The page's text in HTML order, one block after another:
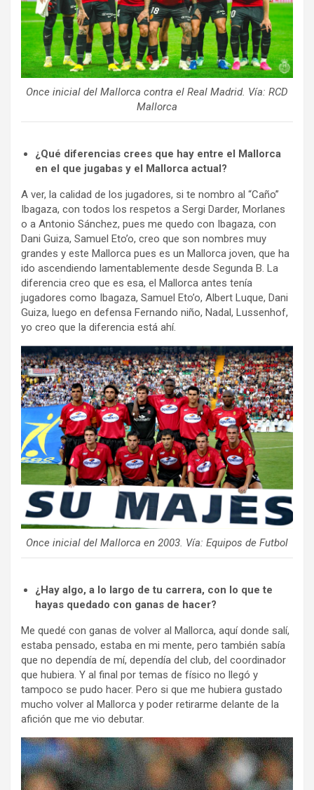
Once inicial del Mallorca contra el Real Madrid. Vía: RCD
Mallorca
¿Qué diferencias crees que hay entre el Mallorca
en el que jugabas y el Mallorca actual?
A ver, la calidad de los jugadores, si te nombro al “Caño”
Ibagaza, con todos los respetos a Sergi Darder, Morlanes
o a Antonio Sánchez, pues me quedo con Ibagaza, con
Dani Guiza, Samuel Eto’o, creo que son nombres muy
grandes y este Mallorca pues es un Mallorca joven, que ha
ido ascendiendo lamentablemente desde Segunda B. La
diferencia creo que es esa, el Mallorca antes tenía
jugadores como Ibagaza, Samuel Eto’o, Albert Luque, Dani
Guiza, luego en defensa Fernando niño, Nadal, Lussenhof,
yo creo que la diferencia está ahí.
Once inicial del Mallorca en 2003. Vía: Equipos de Futbol
¿Hay algo, a lo largo de tu carrera, con lo que te
hayas quedado con ganas de hacer?
Me quedé con ganas de volver al Mallorca, aquí donde salí,
estaba pensado, estaba en mi mente, pero también sabía
que no dependía de mí, dependía del club, del coordinador
que hubiera. Y al final por temas de físico no llegó y
tampoco se pudo hacer. Pero si que me hubiera gustado
mucho volver al Mallorca y poder retirarme delante de la
afición que me vio debutar.